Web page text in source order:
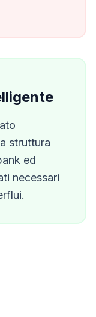
struttura
ed
necessari